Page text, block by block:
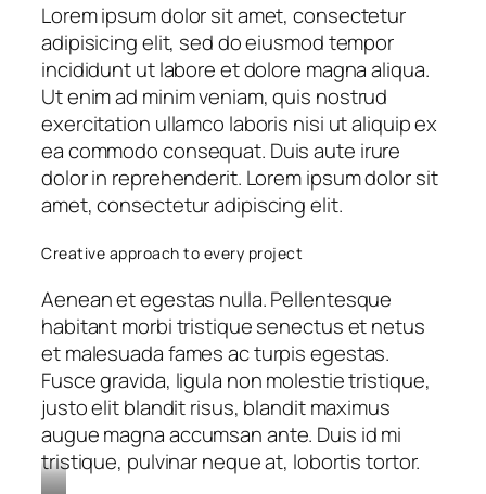
Lorem ipsum dolor sit amet, consectetur
adipisicing elit, sed do eiusmod tempor
incididunt ut labore et dolore magna aliqua.
Ut enim ad minim veniam, quis nostrud
exercitation ullamco laboris nisi ut aliquip ex
ea commodo consequat. Duis aute irure
dolor in reprehenderit. Lorem ipsum dolor sit
amet, consectetur adipiscing elit.
Creative approach to every project
Aenean et egestas nulla. Pellentesque
habitant morbi tristique senectus et netus
et malesuada fames ac turpis egestas.
Fusce gravida, ligula non molestie tristique,
justo elit blandit risus, blandit maximus
augue magna accumsan ante. Duis id mi
tristique, pulvinar neque at, lobortis tortor.